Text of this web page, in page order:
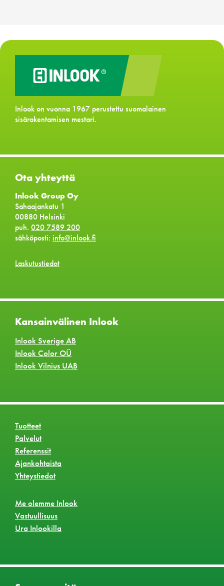
Inlook on vuonna 1967 perustettu suomalainen
sisärakentamisen mestari.
Ota yhteyttä
Inlook Group Oy
Sahaajankatu 1
00880 Helsinki
puh. 020 7589 200
sähköposti: info@inlook.fi
Laskutustiedot
Kansainvälinen Inlook
Inlook Sverige AB
Inlook Color OÜ
Inlook Vilnius UAB
Tuotteet
Palvelut
Referenssit
Ajankohtaista
Yhteystiedot
Me olemme Inlook
Vastuullisuus
Ura Inlookilla